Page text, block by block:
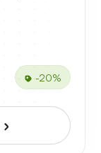
-20%